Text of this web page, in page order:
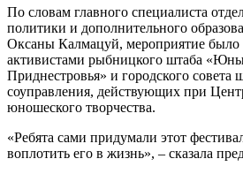
По словам главного специалиста
политики и дополнительного
Оксаны Калмацуй, мероприятие
активистами рыбницкого штаба
Приднестровья» и городского совета
соуправления, действующих при
юношеского творчества.
«Ребята сами придумали этот
воплотить его в жизнь», – сказала